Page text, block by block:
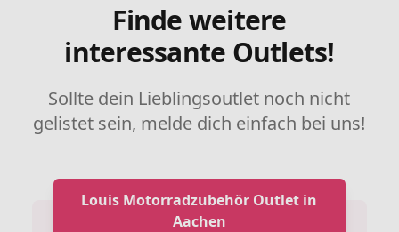
Finde weitere
interessante Outlets!
Sollte dein Lieblingsoutlet noch nicht
gelistet sein, melde dich einfach bei uns!
Louis Motorradzubehör Outlet in
Aachen